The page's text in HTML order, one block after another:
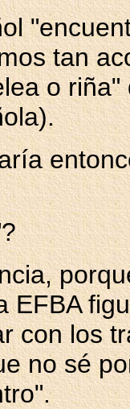
tan
o
EFBA
con los
no sé